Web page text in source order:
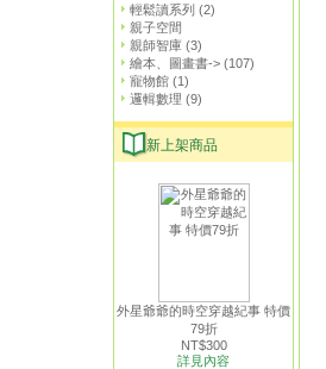
輕鬆讀系列 (2)
親子空間
親師智庫 (3)
繪本、圖畫書-> (107)
寵物館 (1)
邏輯數理 (9)
新上架商品
外星爺爺的時空穿越紀事 特價
79折
NT$300
詳見內容